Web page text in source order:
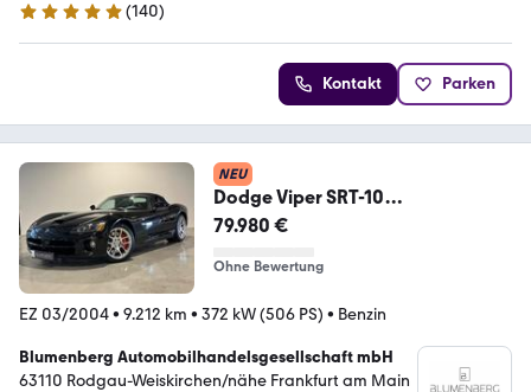
5 Sterne
(140)
Kontakt Parken
NEU
Dodge Viper SRT-10
*Roadster,V10*
79.980 €
Ohne Bewertung
EZ 03/2004• 9.212 km • 372 kW (506 PS) • Benzin
Blumenberg Automobilhandelsgesellschaft mbH
63110 Rodgau-Weiskirchen/nähe Frankfurt am Main